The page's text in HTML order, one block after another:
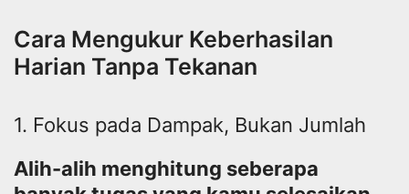
Cara Mengukur Keberhasilan
Harian Tanpa Tekanan
1. Fokus pada Dampak, Bukan Jumlah
Alih-alih menghitung seberapa